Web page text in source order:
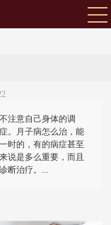
注意自己身体的调
。月子病怎么治，能
时的，有的病症甚至
说是多么重要，而且
断治疗。...